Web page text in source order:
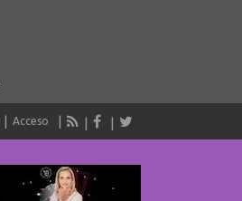
Acceso